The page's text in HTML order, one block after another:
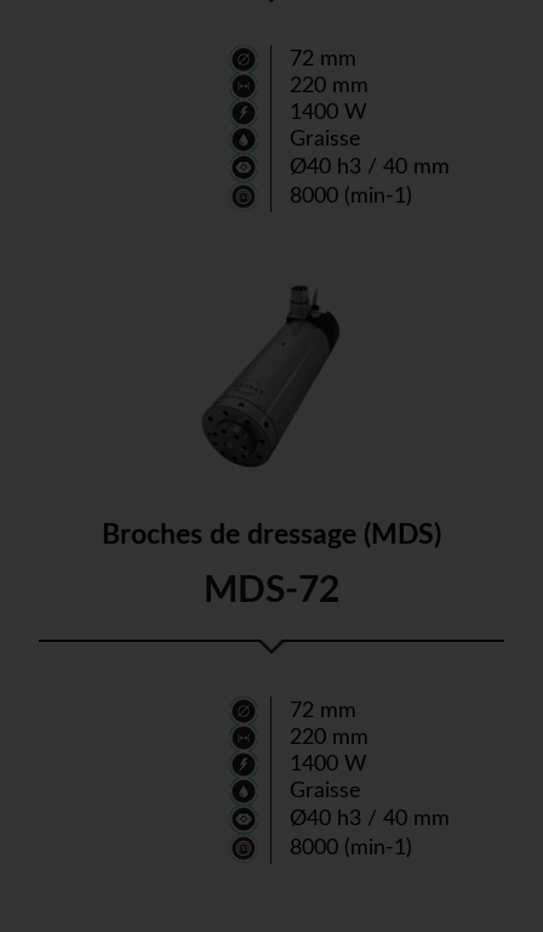
72 mm
220 mm
1400 W
Graisse
Ø40 h3 / 40 mm
8000 (min-1)
Broches de dressage (MDS)
MDS-72
72 mm
220 mm
1400 W
Graisse
Ø40 h3 / 40 mm
8000 (min-1)